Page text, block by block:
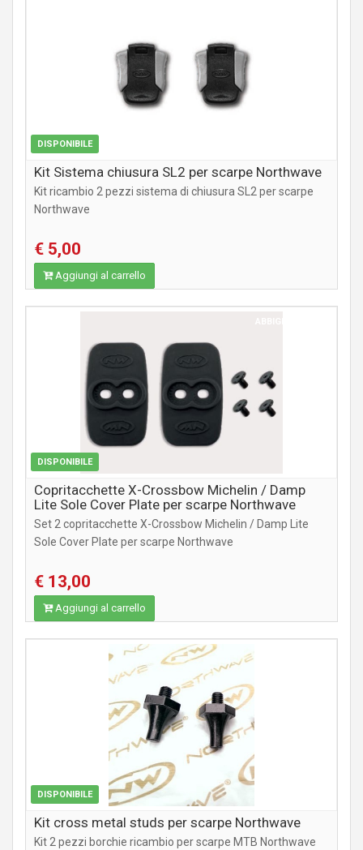
DISPONIBILE
Kit Sistema chiusura SL2 per scarpe Northwave
Kit ricambio 2 pezzi sistema di chiusura SL2 per scarpe
Northwave
€ 5,00
Aggiungi al carrello
DISPONIBILE
Copritacchette X-Crossbow Michelin / Damp
Lite Sole Cover Plate per scarpe Northwave
Set 2 copritacchette X-Crossbow Michelin / Damp Lite
Sole Cover Plate per scarpe Northwave
€ 13,00
Aggiungi al carrello
DISPONIBILE
Kit cross metal studs per scarpe Northwave
Kit 2 pezzi borchie ricambio per scarpe MTB Northwave